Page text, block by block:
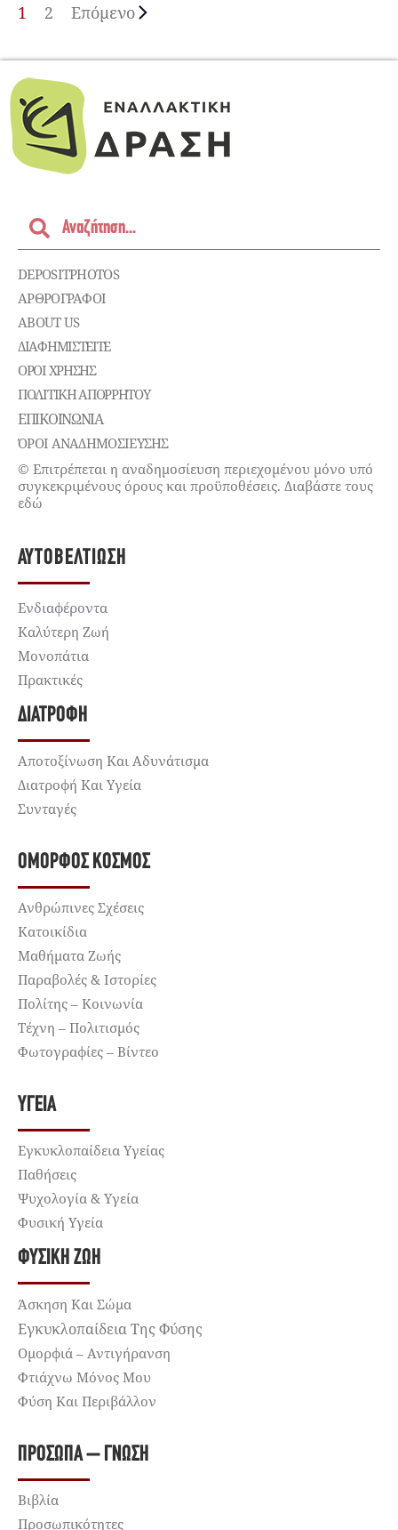
1 2 Επόμενο
DEPOSITPHOTOS
ΑΡΘΡΟΓΡΑΦΟΙ
ABOUT US
ΔΙΑΦΗΜΙΣΤΕΊΤΕ
ΌΡΟΙ ΧΡΉΣΗΣ
ΠΟΛΙΤΙΚΉ ΑΠΟΡΡΉΤΟΥ
ΕΠΙΚΟΙΝΩΝΊΑ
ΌΡΟΙ ΑΝΑΔΗΜΟΣΙΕΥΣΗΣ
© Επιτρέπεται η αναδημοσίευση περιεχομένου μόνο υπό
συγκεκριμένους όρους και προϋποθέσεις. Διαβάστε τους
εδώ
ΑΥΤΟΒΕΛΤΊΩΣΗ
Ενδιαφέροντα
Καλύτερη Ζωή
Μονοπάτια
Πρακτικές
ΔΙΑΤΡΟΦΉ
Αποτοξίνωση Και Αδυνάτισμα
Διατροφή Και Υγεία
Συνταγές
ΌΜΟΡΦΟΣ ΚΌΣΜΟΣ
Ανθρώπινες Σχέσεις
Κατοικίδια
Μαθήματα Ζωής
Παραβολές & Ιστορίες
Πολίτης – Κοινωνία
Τέχνη – Πολιτισμός
Φωτογραφίες – Βίντεο
ΥΓΕΊΑ
Εγκυκλοπαίδεια Υγείας
Παθήσεις
Ψυχολογία & Υγεία
Φυσική Υγεία
ΦΥΣΙΚΉ ΖΩΉ
Άσκηση Και Σώμα
Εγκυκλοπαίδεια Της Φύσης
Ομορφιά – Αντιγήρανση
Φτιάχνω Μόνος Μου
Φύση Και Περιβάλλον
ΠΡΌΣΩΠΑ – ΓΝΏΣΗ
Βιβλία
Προσωπικότητες